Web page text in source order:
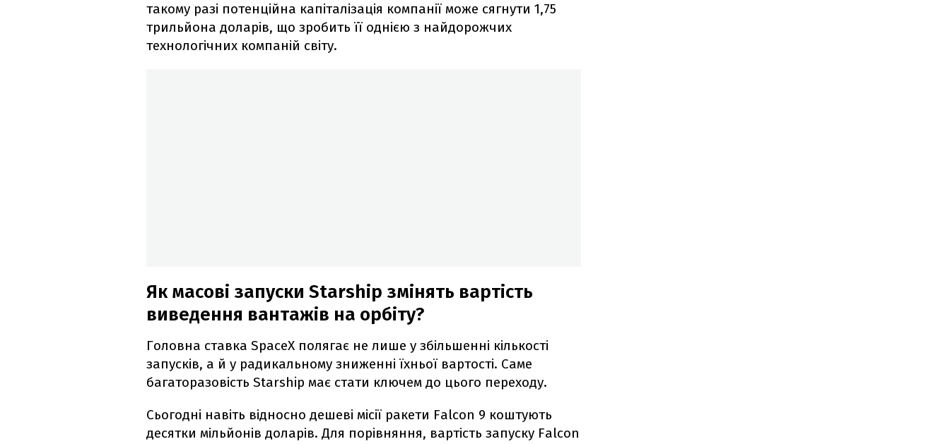
такому разі потенційна капіталізація компанії може сягнути 1,75
трильйона доларів, що зробить її однією з найдорожчих
технологічних компаній світу.
Як масові запуски Starship змінять вартість
виведення вантажів на орбіту?
Головна ставка SpaceX полягає не лише у збільшенні кількості
запусків, а й у радикальному зниженні їхньої вартості. Саме
багаторазовість Starship має стати ключем до цього переходу.
Сьогодні навіть відносно дешеві місії ракети Falcon 9 коштують
десятки мільйонів доларів. Для порівняння, вартість запуску Falcon